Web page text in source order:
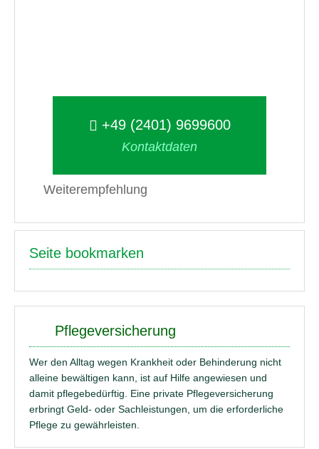
+49 (2401) 9699600
Kontaktdaten
Weiterempfehlung
Seite bookmarken
Pflegeversicherung
Wer den Alltag wegen Krankheit oder Behinderung nicht
alleine bewältigen kann, ist auf Hilfe angewiesen und
damit pflegebedürftig. Eine private Pflegeversicherung
erbringt Geld- oder Sachleistungen, um die erforderliche
Pflege zu gewährleisten.